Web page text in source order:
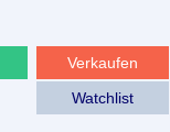
Verkaufen
Watchlist